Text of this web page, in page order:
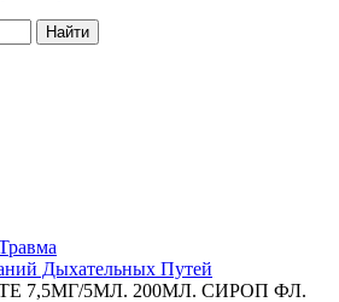
Найти
Дыхательных Путей
7,5МГ/5МЛ. 200МЛ. СИРОП ФЛ.